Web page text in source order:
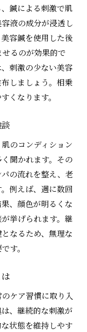
鍼による刺激で肌
液の成分が浸透し
容鍼を使用した後
るのが効果的で
刺激の少ない美容
しましょう。相乗
くなります。
のコンディション
聞かれます。その
の流れを整え、老
例えば、週に数回
、顔色が明るくな
挙げられます。継
なるため、無理な
す。
ケア習慣に取り入
、継続的な刺激が
状態を維持しやす